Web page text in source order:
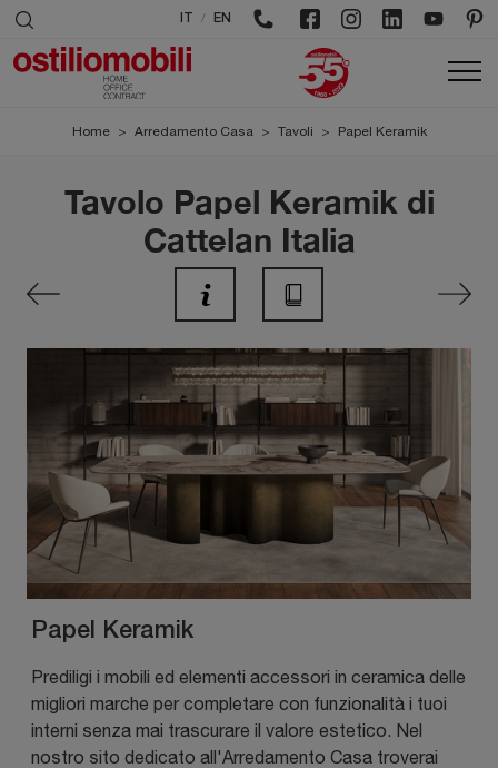
/ EN
Home > Arredamento Casa > Tavoli > Papel Keramik
Tavolo Papel Keramik di
Cattelan Italia
Papel Keramik
Prediligi i mobili ed elementi accessori in ceramica delle
migliori marche per completare con funzionalità i tuoi
interni senza mai trascurare il valore estetico. Nel
nostro sito dedicato all'Arredamento Casa troverai